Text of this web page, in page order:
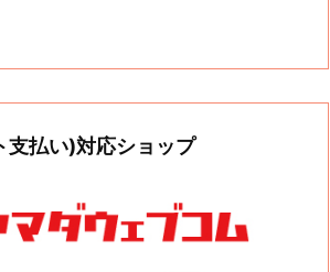
支払い)対応ショップ